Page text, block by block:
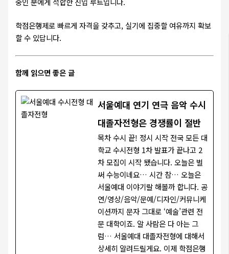
학점은행제로 빠르게 자격을 갖추고, 실기에 집중할 여유까지 확보
할 수 있답니다.
함께 읽으면 좋은 글
서울예대 연기 연극 음악 수시
대졸자전형은 경쟁률이 절반
목차 수시 끝! 정시 시작 전국 모든 대
학교 수시전형 1차 발표가 끝나고 2
차 모집이 시작 됐습니다. 오늘은 벌
써 수능이네요… 시간 참… 오늘은
서울예대 이야기랄 해볼까 합니다. 공
연/영상/음악/문예/디자인/커뮤니케
이션까지 문자 그대로 ‘예술’관련 전
문 대학이죠. 알 사람은 다 아는 그
럼… 서울예대 대졸자전형에 대해서
상세히 알려드릴게요. 이제 학점은행